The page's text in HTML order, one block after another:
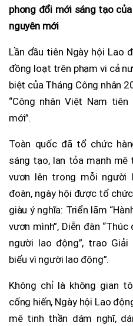
phong đổi mới sáng tạo
nguyên mới
Lần đầu tiên Ngày hội Lao
đồng loạt trên phạm vi cả
biệt của Tháng Công nhân
“Công nhân Việt Nam
mới”.
Toàn quốc đã tổ chức
sáng tạo, lan tỏa mạnh
vươn lên trong mỗi người
đoàn, ngày hội được tổ
giàu ý nghĩa: Triển lãm
vươn mình”, Diễn đàn
người lao động”, trao Giải
biểu vì người lao động”.
Không chỉ là không gian
cống hiến, Ngày hội Lao
mẽ tinh thần dám nghĩ,